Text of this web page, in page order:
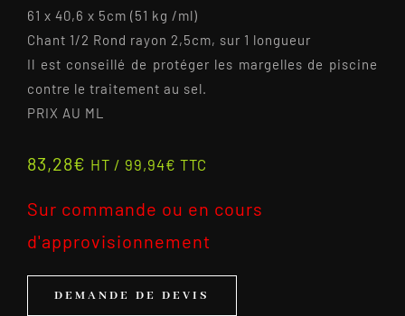
61 x 40,6 x 5cm (51 kg /ml)
Chant 1/2 Rond rayon 2,5cm, sur 1 longueur
Il est conseillé de protéger les margelles de piscine
contre le traitement au sel.
PRIX AU ML
83,28€ HT / 99,94€ TTC
Sur commande ou en cours
d'approvisionnement
DEMANDE DE DEVIS